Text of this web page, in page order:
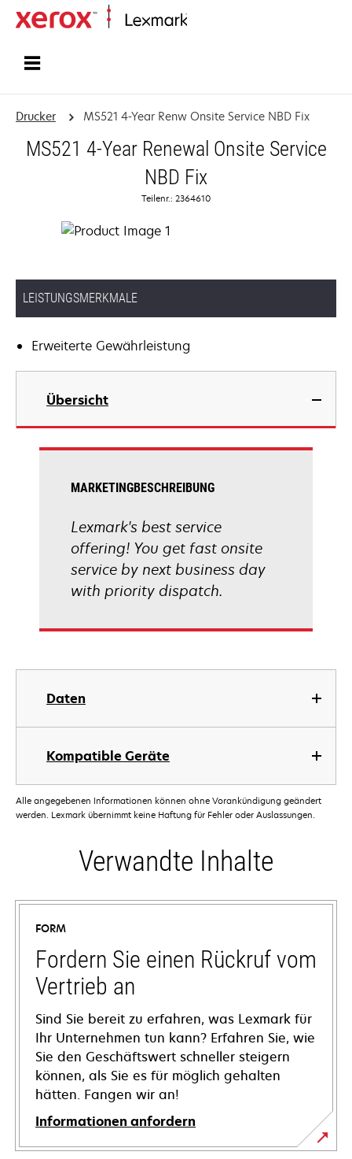
Drucker MS521 4-Year Renw Onsite Service NBD Fix
MS521 4-Year Renewal Onsite Service
NBD Fix
Teilenr.: 2364610
LEISTUNGSMERKMALE
Erweiterte Gewährleistung
Übersicht
Daten
Kompatible Geräte
MARKETINGBESCHREIBUNG
Lexmark's best service
offering! You get fast onsite
service by next business day
with priority dispatch.
Alle angegebenen Informationen können ohne Vorankündigung geändert
werden. Lexmark übernimmt keine Haftung für Fehler oder Auslassungen.
Verwandte Inhalte
FORM
Fordern Sie einen Rückruf vom
Vertrieb an
Sind Sie bereit zu erfahren, was Lexmark für
Ihr Unternehmen tun kann? Erfahren Sie, wie
Sie den Geschäftswert schneller steigern
können, als Sie es für möglich gehalten
hätten. Fangen wir an!
Informationen anfordern